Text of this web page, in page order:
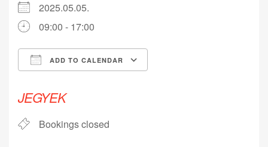
2025.05.05.
09:00 - 17:00
ADD TO CALENDAR
JEGYEK
Bookings closed